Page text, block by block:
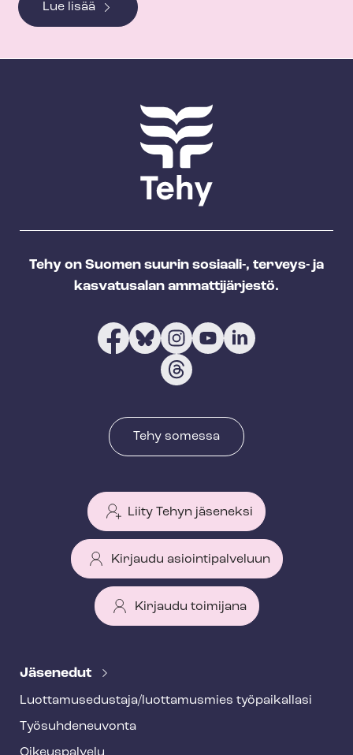
Lue lisää
Tehy on Suomen suurin sosiaali-, terveys- ja
kasvatusalan ammattijärjestö.
Tehy somessa
Liity Tehyn jäseneksi
Kirjaudu asiointipalveluun
Kirjaudu toimijana
e
f
Jäsenedut
Luot­ta­muse­dus­ta­ja/luottamusmies työpaikallasi
Työ­suh­de­neu­von­ta